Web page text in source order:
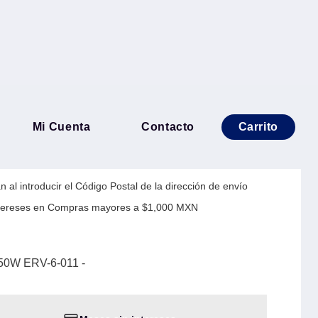
Mi Cuenta Contacto Carrito
1300 VA/650W ERV-6-011
al introducir el Código Postal de la dirección de envío
en Compras mayores a $1,000 MXN
ERV-6-011 -